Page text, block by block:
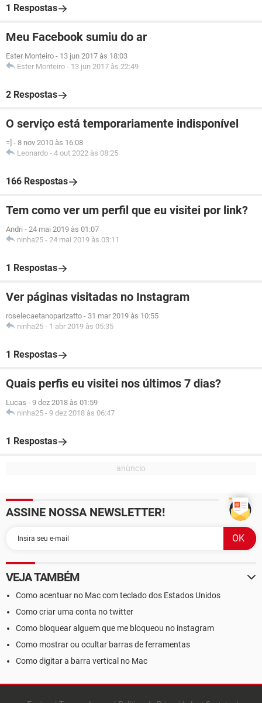
1 Respostas
Meu Facebook sumiu do ar
Ester Monteiro - 13 jun 2017 às 18:03
Ester Monteiro - 13 jun 2017 às 22:49
2 Respostas
O serviço está temporariamente indisponível
=] - 8 nov 2010 às 16:08
Leonardo - 4 out 2022 às 08:25
166 Respostas
Tem como ver um perfil que eu visitei por link?
Andri - 24 mai 2019 às 01:07
ninha25 - 24 mai 2019 às 03:11
1 Respostas
Ver páginas visitadas no Instagram
roselecaetanoparizatto - 31 mar 2019 às 10:55
ninha25 - 1 abr 2019 às 05:35
1 Respostas
Quais perfis eu visitei nos últimos 7 dias?
Lucas - 9 dez 2018 às 01:59
ninha25 - 9 dez 2018 às 06:47
1 Respostas
ASSINE NOSSA NEWSLETTER!
VEJA TAMBÉM
Como acentuar no Mac com teclado dos Estados Unidos
Como criar uma conta no twitter
Como bloquear alguem que me bloqueou no instagram
Como mostrar ou ocultar barras de ferramentas
Como digitar a barra vertical no Mac